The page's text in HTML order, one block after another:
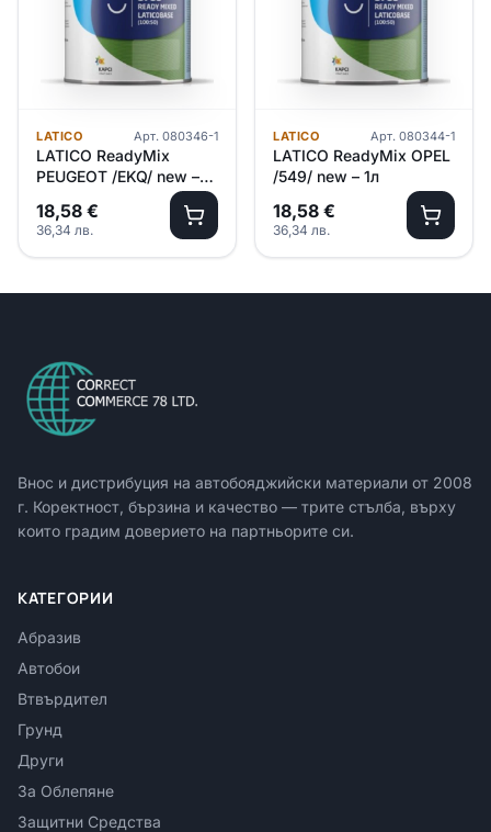
LATICO Арт. 080346-1
LATICO ReadyMix
PEUGEOT /EKQ/ new –
18,58 €
36,34 лв.
LATICO Арт. 080344-1
LATICO ReadyMix OPEL
/549/ new – 1л
18,58 €
36,34 лв.
Внос и дистрибуция на автобояджийски материали от 2008
г. Коректност, бързина и качество — трите стълба, върху
които градим доверието на партньорите си.
КАТЕГОРИИ
Абразив
Автобои
Втвърдител
Грунд
Други
За Облепяне
Защитни Средства